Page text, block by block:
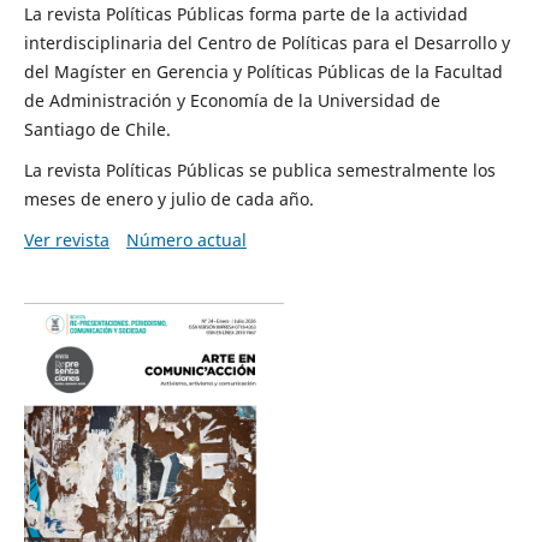
La revista Políticas Públicas forma parte de la actividad
interdisciplinaria del Centro de Políticas para el Desarrollo y
del Magíster en Gerencia y Políticas Públicas de la Facultad
de Administración y Economía de la Universidad de
Santiago de Chile.
La revista Políticas Públicas se publica semestralmente los
meses de enero y julio de cada año.
Ver revista
Número actual